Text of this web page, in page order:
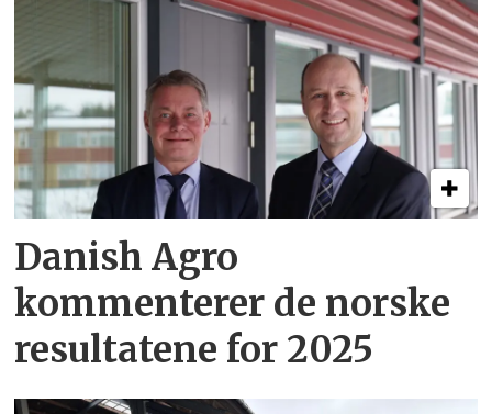
Danish Agro
kommenterer de norske
resultatene for 2025